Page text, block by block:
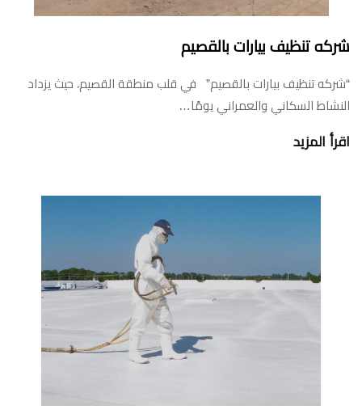
شركه تنظيف بيارات بالقصيم
“شركه تنظيف بيارات بالقصيم” في قلب منطقة القصيم، حيث يزداد
النشاط السكاني والعمراني يومًا…
اقرأ المزيد